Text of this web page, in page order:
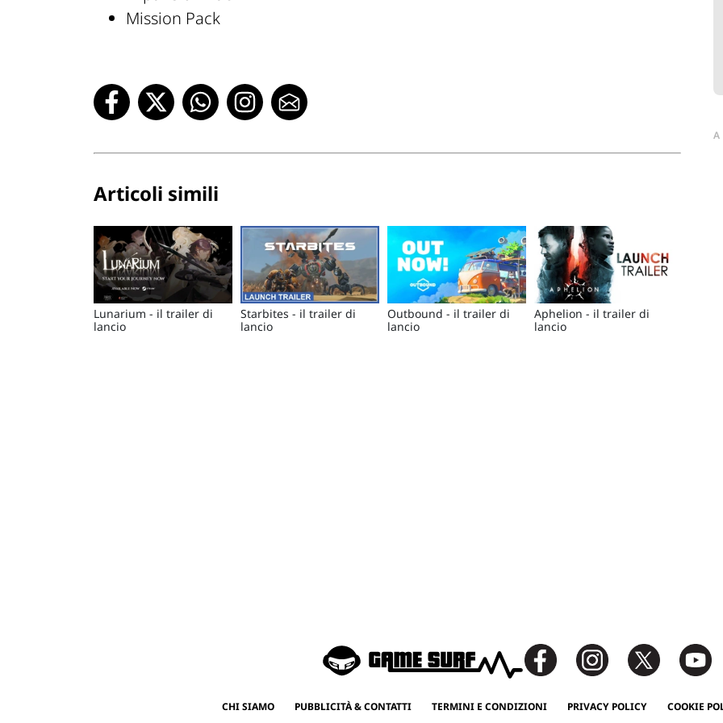
Mission Pack
Articoli simili
Lunarium - il trailer di
lancio
Starbites - il trailer di
lancio
Outbound - il trailer di
lancio
Aphelion - il trailer di
lancio
CHI SIAMO PUBBLICITÀ & CONTATTI TERMINI E CONDIZIONI PRIVACY POLICY COOKIE